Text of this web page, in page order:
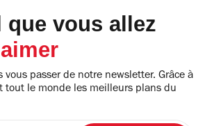
que vous allez
aimer
vous passer de notre newsletter. Grâce à
tout le monde les meilleurs plans du